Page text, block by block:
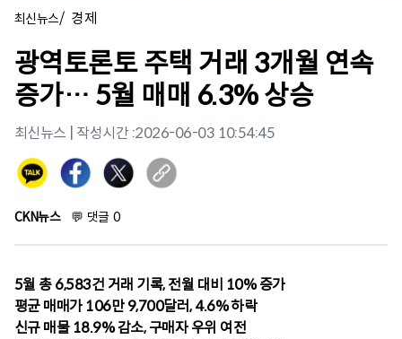
최신뉴스/ 경제
광역토론토 주택 거래 3개월 연속
증가… 5월 매매 6.3% 상승
최신뉴스 | 작성시간 :2026-06-03 10:54:45
CKN뉴스 💬 댓글 0
5월 총 6,583건 거래 기록, 전월 대비 10% 증가
평균 매매가 106만 9,700달러, 4.6% 하락
신규 매물 18.9% 감소, 구매자 우위 여전